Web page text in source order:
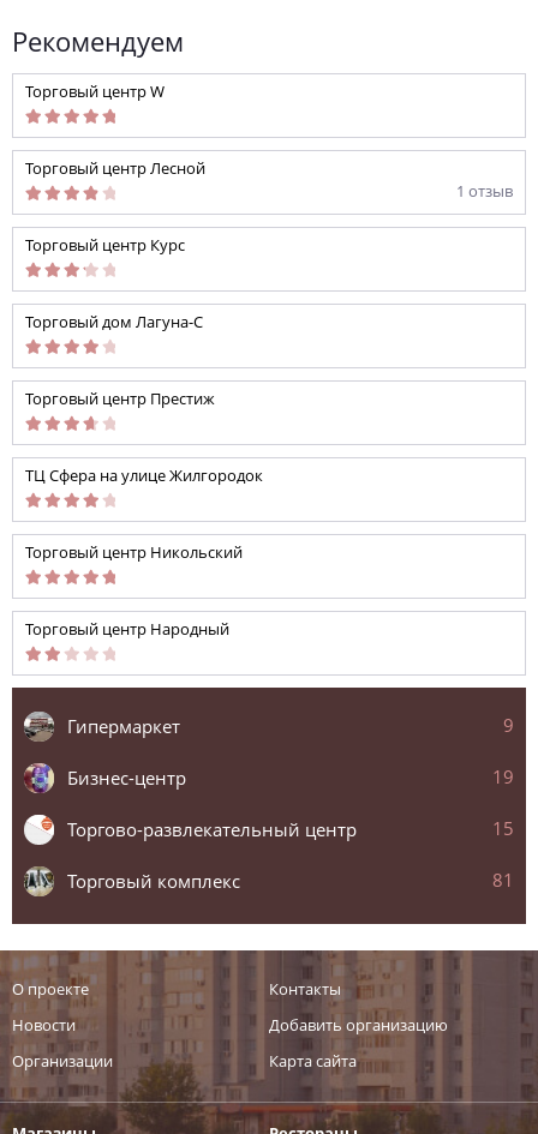
Рекомендуем
Торговый центр W
Торговый центр Лесной
1 отзыв
Торговый центр Курс
Торговый дом Лагуна-С
Торговый центр Престиж
ТЦ Сфера на улице Жилгородок
Торговый центр Никольский
Торговый центр Народный
Гипермаркет 9
Бизнес-центр 19
Торгово-развлекательный центр 15
Торговый комплекс 81
О проекте
Новости
Организации
Контакты
Добавить организацию
Карта сайта